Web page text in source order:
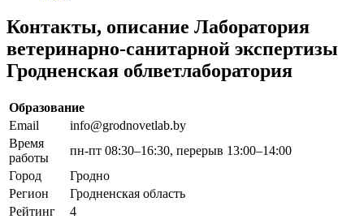
Контакты, описание Лаборатория
ветеринарно-санитарной экспертизы
Гродненская облветлаборатория
Образование
Email
info@grodnovetlab.by
Время
работы
пн-пт 08:30–16:30, перерыв 13:00–14:00
Город
Гродно
Регион
Гродненская область
Рейтинг
4